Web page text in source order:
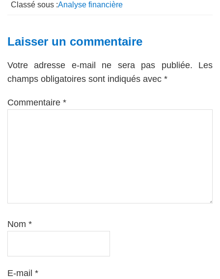
Classé sous :Analyse financière
Interactions
lecteur
Laisser un commentaire
Votre adresse e-mail ne sera pas publiée.
Les
champs obligatoires sont indiqués avec *
Commentaire *
Nom *
E-mail *